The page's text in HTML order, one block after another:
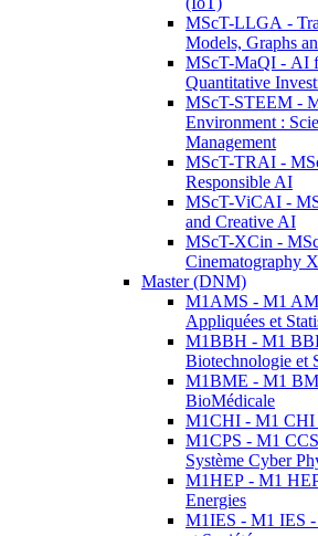
MScT-LLGA -
Models, Graphs
MScT-MaQI - AI
Quantitative
MScT-STEEM -
Environment :
Management
MScT-TRAI -
Responsible AI
MScT-ViCAI -
and Creative AI
MScT-XCin -
Cinematography
Master (DNM)
M1AMS - M1
Appliquées et
M1BBH - M1
Biotechnologie et
M1BME - M1
BioMédicale
M1CHI - M1 CHI
M1CPS - M1
Système Cyber
M1HEP - M1
Energies
M1IES - M1 IES -